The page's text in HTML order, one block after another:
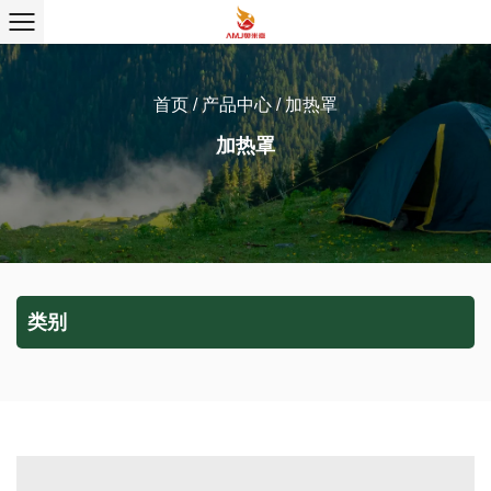
首页/产品中心/加热罩
加热罩
类别